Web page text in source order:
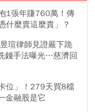
1張年賺760萬！傳
什麼賣這麼貴」？
瑄律師見證嚴下跪
錢手法曝光…慈濟回
位」！279天買8檔
金融股是它